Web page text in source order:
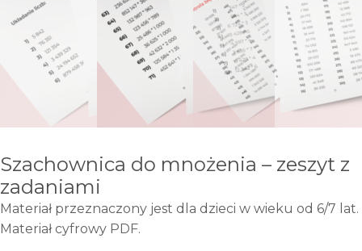
Szachownica do mnożenia – zeszyt z
zadaniami
Materiał przeznaczony jest dla dzieci w wieku od 6/7 lat.
Materiał cyfrowy PDF.